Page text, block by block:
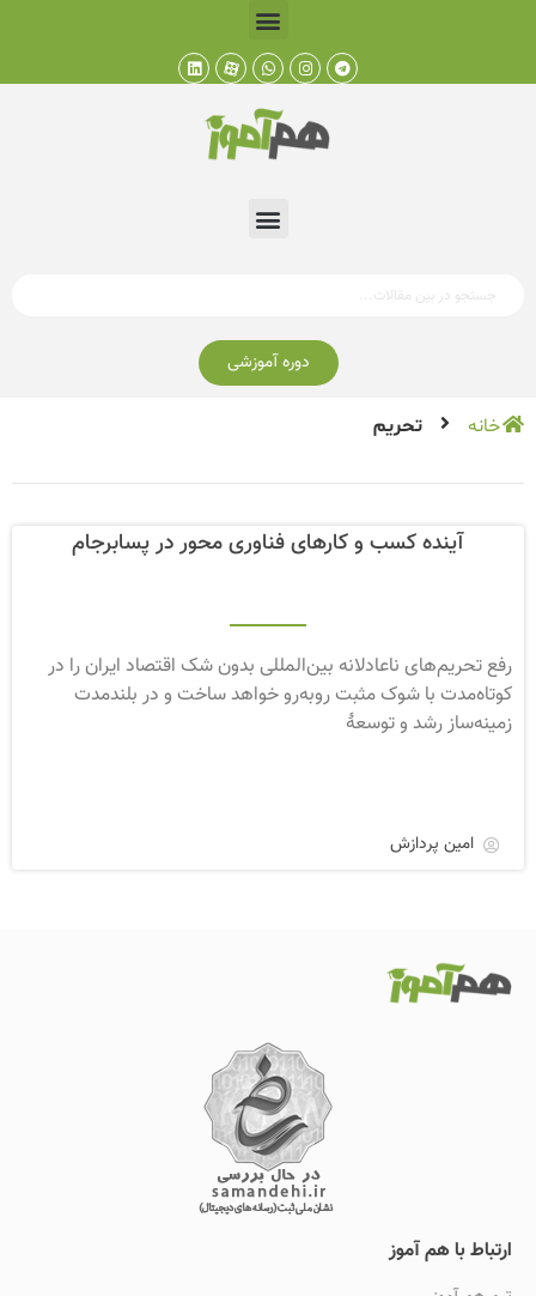
دوره آموزشی
خانه تحریم
آینده کسب و کارهای فناوری محور در پسابرجام
رفع تحریم‌های ناعادلانه بین‌المللی بدون شک اقتصاد ایران را در
کوتاه‌مدت با شوک مثبت روبه‌رو خواهد ساخت و در بلندمدت
زمینه‌ساز رشد و توسعۀ
امین پردازش
ارتباط با هم آموز